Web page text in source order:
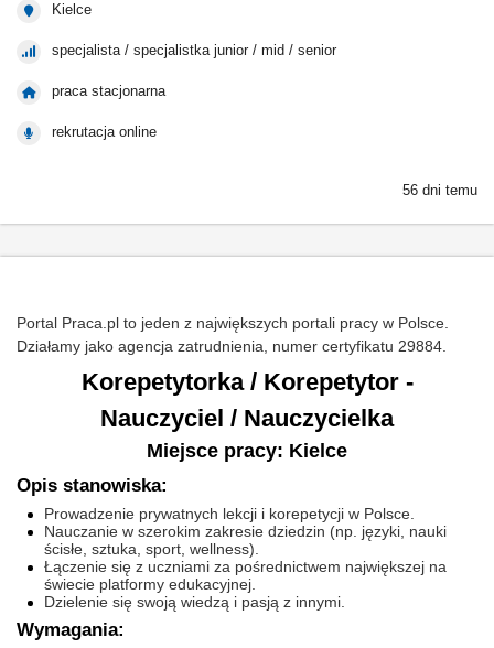
Kielce
specjalista / specjalistka junior / mid / senior
praca stacjonarna
rekrutacja online
56 dni temu
Portal Praca.pl to jeden z największych portali pracy w Polsce.
Działamy jako agencja zatrudnienia, numer certyfikatu 29884.
Korepetytorka / Korepetytor -
Nauczyciel / Nauczycielka
Miejsce pracy: Kielce
Opis stanowiska:
Prowadzenie prywatnych lekcji i korepetycji w Polsce.
Nauczanie w szerokim zakresie dziedzin (np. języki, nauki
ścisłe, sztuka, sport, wellness).
Łączenie się z uczniami za pośrednictwem największej na
świecie platformy edukacyjnej.
Dzielenie się swoją wiedzą i pasją z innymi.
Wymagania: